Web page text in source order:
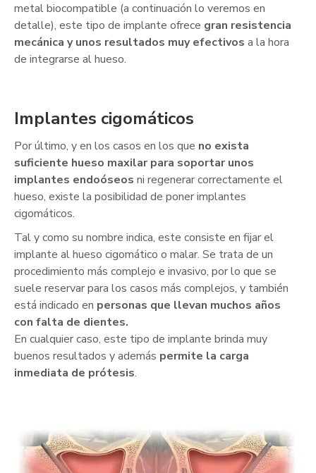
metal biocompatible (a continuación lo veremos en
detalle), este tipo de implante ofrece gran resistencia
mecánica y unos resultados muy efectivos a la hora
de integrarse al hueso.
Implantes cigomáticos
Por último, y en los casos en los que no exista
suficiente hueso maxilar para soportar unos
implantes endoóseos ni regenerar correctamente el
hueso, existe la posibilidad de poner implantes
cigomáticos.
Tal y como su nombre indica, este consiste en fijar el
implante al hueso cigomático o malar. Se trata de un
procedimiento más complejo e invasivo, por lo que se
suele reservar para los casos más complejos, y también
está indicado en personas que llevan muchos años
con falta de dientes.
En cualquier caso, este tipo de implante brinda muy
buenos resultados y además permite la carga
inmediata de prótesis.